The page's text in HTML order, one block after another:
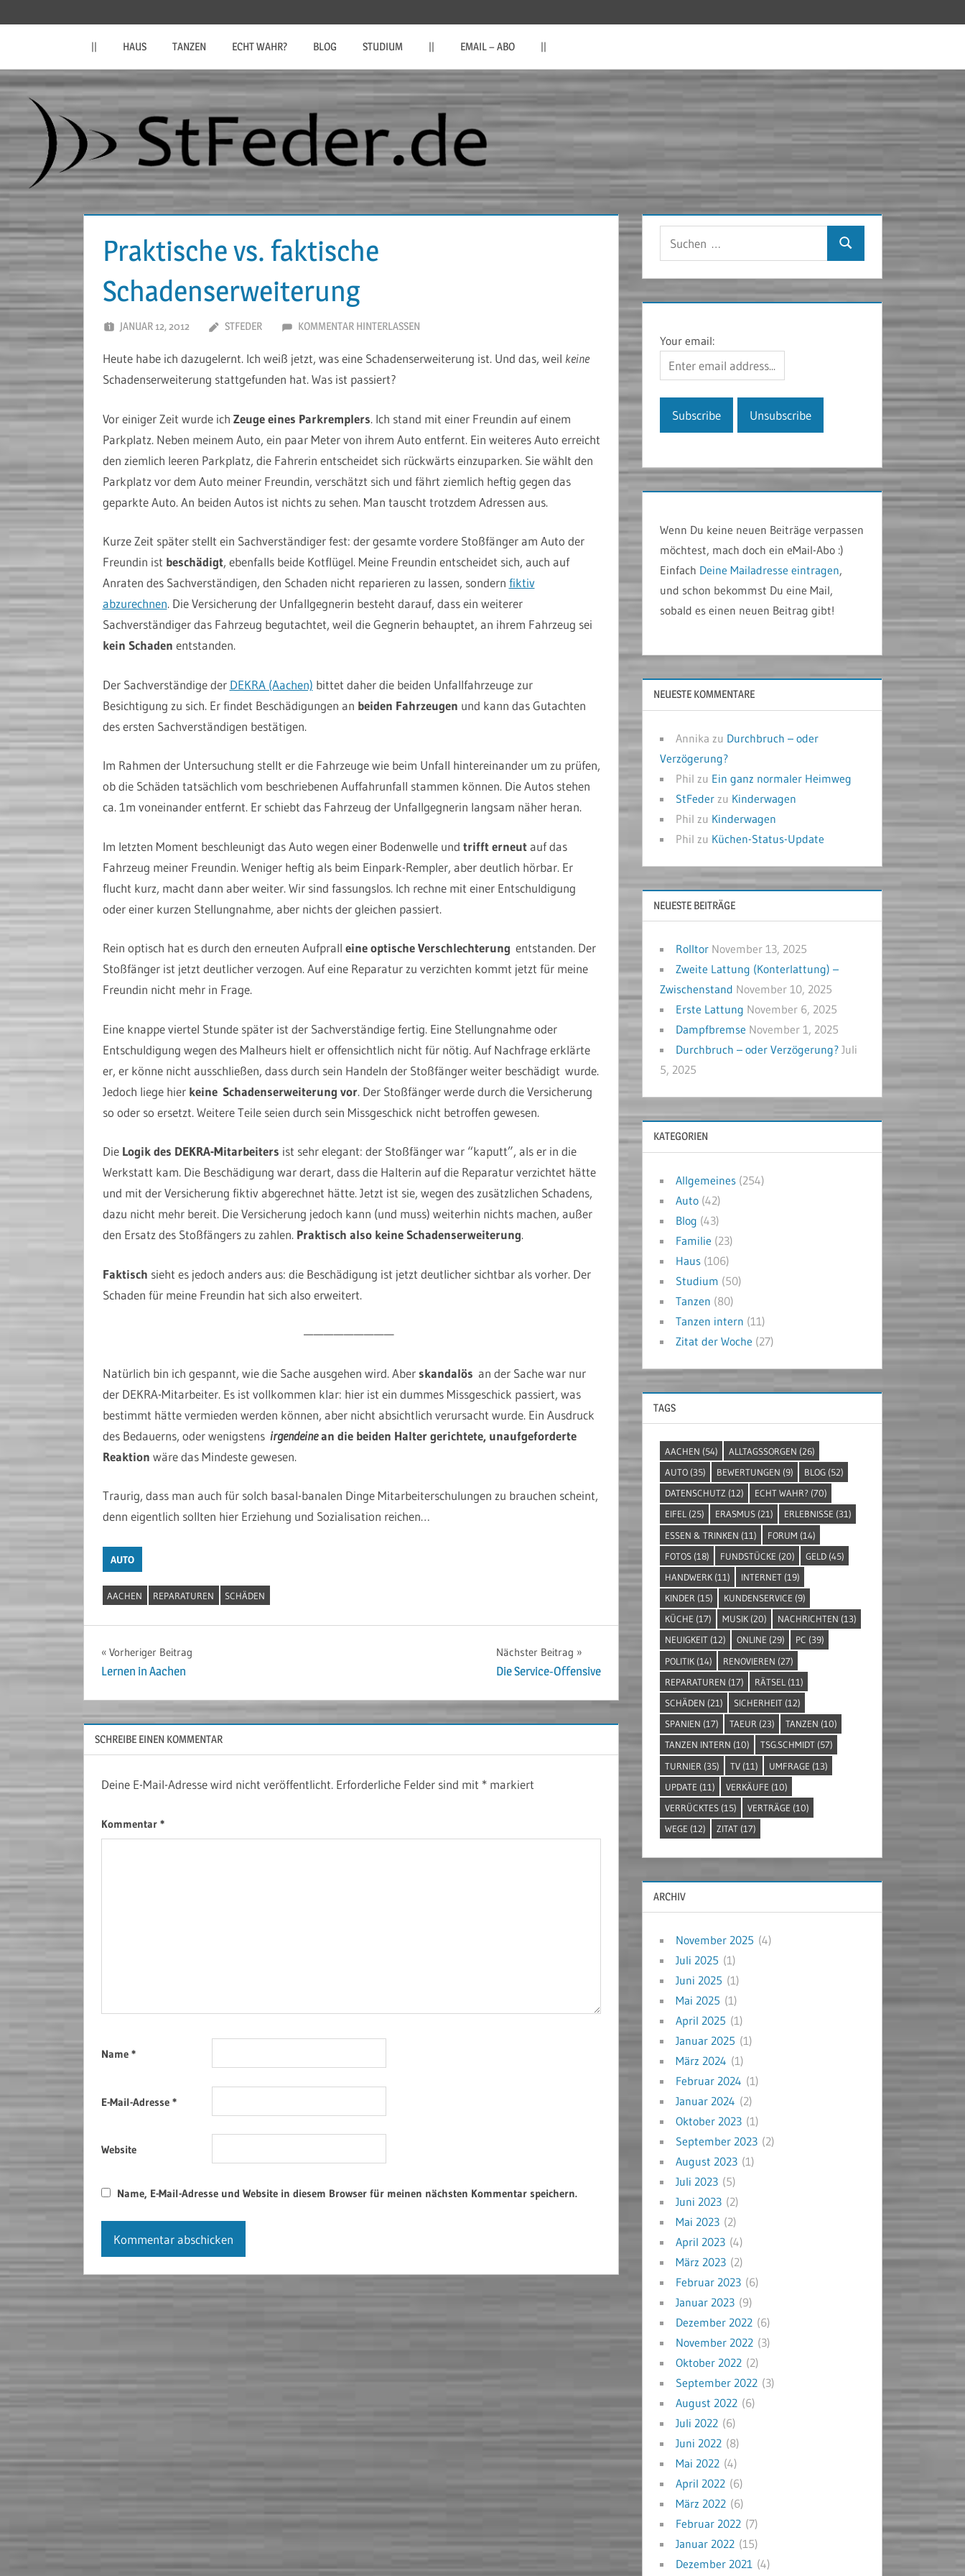
StFeder.de
|| HAUS TANZEN ECHT WAHR? BLOG STUDIUM || EMAIL – ABO ||
Praktische vs. faktische
Schadenserweiterung
JANUAR 12, 2012 STFEDER KOMMENTAR HINTERLASSEN
Heute habe ich dazugelernt. Ich weiß jetzt, was eine Schadenserweiterung ist. Und das, weil keine
Schadenserweiterung stattgefunden hat. Was ist passiert?
Vor einiger Zeit wurde ich Zeuge eines Parkremplers. Ich stand mit einer Freundin auf einem
Parkplatz. Neben meinem Auto, ein paar Meter von ihrem Auto entfernt. Ein weiteres Auto erreicht
den ziemlich leeren Parkplatz, die Fahrerin entscheidet sich rückwärts einzuparken. Sie wählt den
Parkplatz vor dem Auto meiner Freundin, verschätzt sich und fährt ziemlich heftig gegen das
geparkte Auto. An beiden Autos ist nichts zu sehen. Man tauscht trotzdem Adressen aus.
Kurze Zeit später stellt ein Sachverständiger fest: der gesamte vordere Stoßfänger am Auto der
Freundin ist beschädigt, ebenfalls beide Kotflügel. Meine Freundin entscheidet sich, auch auf
Anraten des Sachverständigen, den Schaden nicht reparieren zu lassen, sondern fiktiv
abzurechnen. Die Versicherung der Unfallgegnerin besteht darauf, dass ein weiterer
Sachverständiger das Fahrzeug begutachtet, weil die Gegnerin behauptet, an ihrem Fahrzeug sei
kein Schaden entstanden.
Der Sachverständige der DEKRA (Aachen) bittet daher die beiden Unfallfahrzeuge zur
Besichtigung zu sich. Er findet Beschädigungen an beiden Fahrzeugen und kann das Gutachten
des ersten Sachverständigen bestätigen.
Im Rahmen der Untersuchung stellt er die Fahrzeuge wie beim Unfall hintereinander um zu prüfen,
ob die Schäden tatsächlich vom beschriebenen Auffahrunfall stammen können. Die Autos stehen
ca. 1m voneinander entfernt. Er schiebt das Fahrzeug der Unfallgegnerin langsam näher heran.
Im letzten Moment beschleunigt das Auto wegen einer Bodenwelle und trifft erneutauf das
Fahrzeug meiner Freundin. Weniger heftig als beim Einpark-Rempler, aber deutlich hörbar. Er
flucht kurz, macht dann aber weiter. Wir sind fassungslos. Ich rechne mit einer Entschuldigung
oder einer kurzen Stellungnahme, aber nichts der gleichen passiert.
Rein optisch hat es durch den erneuten Aufprall eine optische Verschlechterung entstanden. Der
Stoßfänger ist jetzt deutlicher verzogen. Auf eine Reparatur zu verzichten kommt jetzt für meine
Freundin nicht mehr in Frage.
Eine knappe viertel Stunde später ist der Sachverständige fertig. Eine Stellungnahme oder
Entschuldigung wegen des Malheurs hielt er offensichtlich nicht für nötig. Auf Nachfrage erklärte
er, er könne nicht ausschließen, dass durch sein Handeln der Stoßfänger weiter beschädigt wurde.
Jedoch liege hier keine Schadenserweiterung vor. Der Stoßfänger werde durch die Versicherung
so oder so ersetzt. Weitere Teile seien durch sein Missgeschick nicht betroffen gewesen.
Die Logik des DEKRA-Mitarbeiters ist sehr elegant: der Stoßfänger war “kaputt”, als er in die
Werkstatt kam. Die Beschädigung war derart, dass die Halterin auf die Reparatur verzichtet hätte
und mit der Versicherung fiktiv abgerechnet hätte. Jetzt ist sie, wegen des zusätzlichen Schadens,
dazu nicht mehr bereit. Die Versicherung jedoch kann (und muss) weiterhin nichts machen, außer
den Ersatz des Stoßfängers zu zahlen. Praktisch also keine Schadenserweiterung.
Faktisch sieht es jedoch anders aus: die Beschädigung ist jetzt deutlicher sichtbar als vorher. Der
Schaden für meine Freundin hat sich also erweitert.
—————————
Natürlich bin ich gespannt, wie die Sache ausgehen wird. Aber skandalös an der Sache war nur
der DEKRA-Mitarbeiter. Es ist vollkommen klar: hier ist ein dummes Missgeschick passiert, was
bestimmt hätte vermieden werden können, aber nicht absichtlich verursacht wurde. Ein Ausdruck
des Bedauerns, oder wenigstens irgendeinean die beiden Halter gerichtete, unaufgeforderte
Reaktion wäre das Mindeste gewesen.
Traurig, dass man auch für solch basal-banalen Dinge Mitarbeiterschulungen zu brauchen scheint,
denn eigentlich sollten hier Erziehung und Sozialisation reichen…
AUTO
AACHEN REPARATUREN SCHÄDEN
Beitragsnavigation
Vorheriger Beitrag
Lernen in Aachen
Nächster Beitrag
Die Service-Offensive
SCHREIBE EINEN KOMMENTAR
Deine E-Mail-Adresse wird nicht veröffentlicht. Erforderliche Felder sind mit * markiert
Kommentar *
Name *
E-Mail-Adresse *
Website
Name, E-Mail-Adresse und Website in diesem Browser für meinen nächsten Kommentar speichern.
Suchen
Your email:
Wenn Du keine neuen Beiträge verpassen
möchtest, mach doch ein eMail-Abo :)
Einfach Deine Mailadresse eintragen,
und schon bekommst Du eine Mail,
sobald es einen neuen Beitrag gibt!
NEUESTE KOMMENTARE
Annika zu Durchbruch – oder
Verzögerung?
Phil zu Ein ganz normaler Heimweg
StFeder zu Kinderwagen
Phil zu Kinderwagen
Phil zu Küchen-Status-Update
NEUESTE BEITRÄGE
Rolltor November 13, 2025
Zweite Lattung (Konterlattung) –
Zwischenstand November 10, 2025
Erste Lattung November 6, 2025
Dampfbremse November 1, 2025
Durchbruch – oder Verzögerung? Juli
5, 2025
KATEGORIEN
Allgemeines (254)
Auto (42)
Blog (43)
Familie (23)
Haus (106)
Studium (50)
Tanzen (80)
Tanzen intern (11)
Zitat der Woche (27)
TAGS
AACHEN (54) ALLTAGSSORGEN (26)
AUTO(35) BEWERTUNGEN (9) BLOG(52)
DATENSCHUTZ (12) ECHT WAHR? (70)
EIFEL(25) ERASMUS(21) ERLEBNISSE (31)
ESSEN & TRINKEN (11) FORUM (14)
FOTOS(18) FUNDSTÜCKE (20) GELD(45)
HANDWERK(11) INTERNET(19)
KINDER (15) KUNDENSERVICE (9)
KÜCHE (17) MUSIK(20) NACHRICHTEN (13)
NEUIGKEIT(12) ONLINE (29) PC (39)
POLITIK(14) RENOVIEREN (27)
REPARATUREN (17) RÄTSEL (11)
SCHÄDEN (21) SICHERHEIT(12)
SPANIEN (17) TAEUR(23) TANZEN (10)
TANZEN INTERN (10) TSG.SCHMIDT(57)
TURNIER (35) TV(11) UMFRAGE (13)
UPDATE (11) VERKÄUFE (10)
VERRÜCKTES(15) VERTRÄGE (10)
WEGE (12) ZITAT(17)
ARCHIV
November 2025 (4)
Juli 2025 (1)
Juni 2025 (1)
Mai 2025 (1)
April 2025 (1)
Januar 2025 (1)
März 2024 (1)
Februar 2024 (1)
Januar 2024 (2)
Oktober 2023 (1)
September 2023 (2)
August 2023 (1)
Juli 2023 (5)
Juni 2023 (2)
Mai 2023 (2)
April 2023 (4)
März 2023 (2)
Februar 2023 (6)
Januar 2023 (9)
Dezember 2022 (6)
November 2022 (3)
Oktober 2022 (2)
September 2022 (3)
August 2022 (6)
Juli 2022 (6)
Juni 2022 (8)
Mai 2022 (4)
April 2022 (6)
März 2022 (6)
Februar 2022 (7)
Januar 2022 (15)
Dezember 2021 (4)